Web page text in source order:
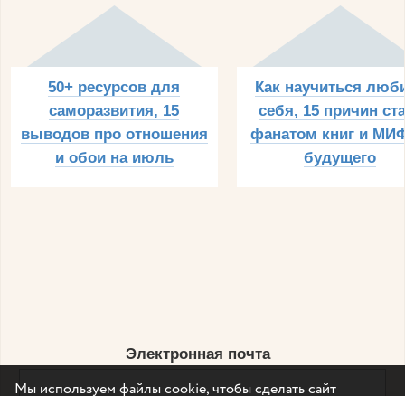
50+ ресурсов для
саморазвития, 15
выводов про отношения
и обои на июль
Как научиться
себя, 15 причин
фанатом книг и
будущего
Электронная почта
Мы используем файлы cookie, чтобы сделать сайт